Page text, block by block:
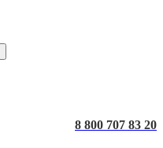
8 800 707 83 20